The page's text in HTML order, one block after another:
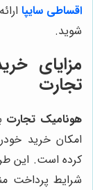
اقساطی سایپا
شوید.
مزایای
تجارت
هونامیک تجارت
امکان خرید
کرده است. این
شرایط پرداخت